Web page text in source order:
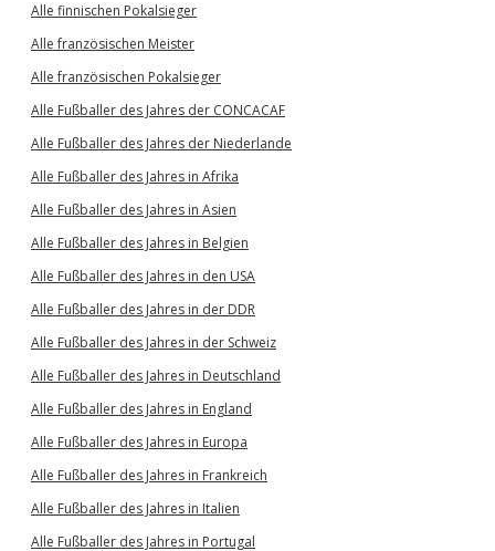
Alle finnischen Pokalsieger
Alle französischen Meister
Alle französischen Pokalsieger
Alle Fußballer des Jahres der CONCACAF
Alle Fußballer des Jahres der Niederlande
Alle Fußballer des Jahres in Afrika
Alle Fußballer des Jahres in Asien
Alle Fußballer des Jahres in Belgien
Alle Fußballer des Jahres in den USA
Alle Fußballer des Jahres in der DDR
Alle Fußballer des Jahres in der Schweiz
Alle Fußballer des Jahres in Deutschland
Alle Fußballer des Jahres in England
Alle Fußballer des Jahres in Europa
Alle Fußballer des Jahres in Frankreich
Alle Fußballer des Jahres in Italien
Alle Fußballer des Jahres in Portugal